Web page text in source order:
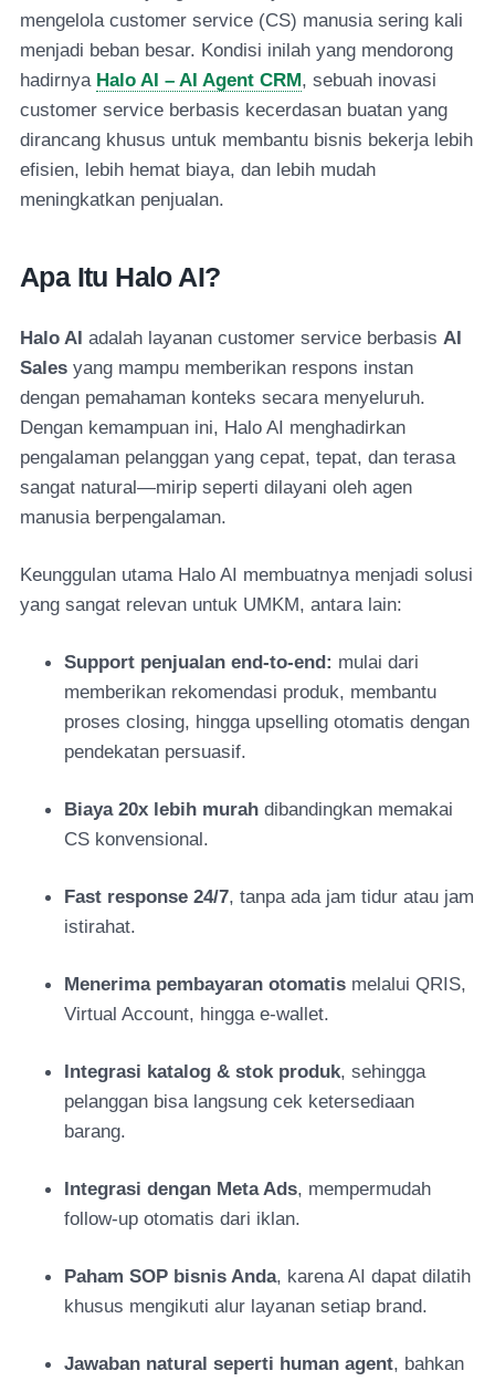
mengelola customer service (CS) manusia sering kali
menjadi beban besar. Kondisi inilah yang mendorong
hadirnya Halo AI – AI Agent CRM, sebuah inovasi
customer service berbasis kecerdasan buatan yang
dirancang khusus untuk membantu bisnis bekerja lebih
efisien, lebih hemat biaya, dan lebih mudah
meningkatkan penjualan.
Apa Itu Halo AI?
Halo AI adalah layanan customer service berbasis AI
Sales yang mampu memberikan respons instan
dengan pemahaman konteks secara menyeluruh.
Dengan kemampuan ini, Halo AI menghadirkan
pengalaman pelanggan yang cepat, tepat, dan terasa
sangat natural—mirip seperti dilayani oleh agen
manusia berpengalaman.
Keunggulan utama Halo AI membuatnya menjadi solusi
yang sangat relevan untuk UMKM, antara lain:
Support penjualan end-to-end: mulai dari
memberikan rekomendasi produk, membantu
proses closing, hingga upselling otomatis dengan
pendekatan persuasif.
Biaya 20x lebih murah dibandingkan memakai
CS konvensional.
Fast response 24/7, tanpa ada jam tidur atau jam
istirahat.
Menerima pembayaran otomatis melalui QRIS,
Virtual Account, hingga e-wallet.
Integrasi katalog & stok produk, sehingga
pelanggan bisa langsung cek ketersediaan
barang.
Integrasi dengan Meta Ads, mempermudah
follow-up otomatis dari iklan.
Paham SOP bisnis Anda, karena AI dapat dilatih
khusus mengikuti alur layanan setiap brand.
Jawaban natural seperti human agent, bahkan